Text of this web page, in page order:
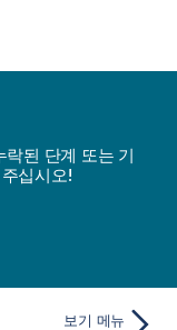
된 단계 또는 기
십시오!
보기 메뉴